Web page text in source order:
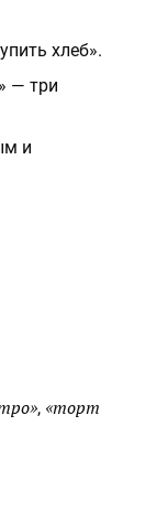
хлеб».
— три
и
, «торт